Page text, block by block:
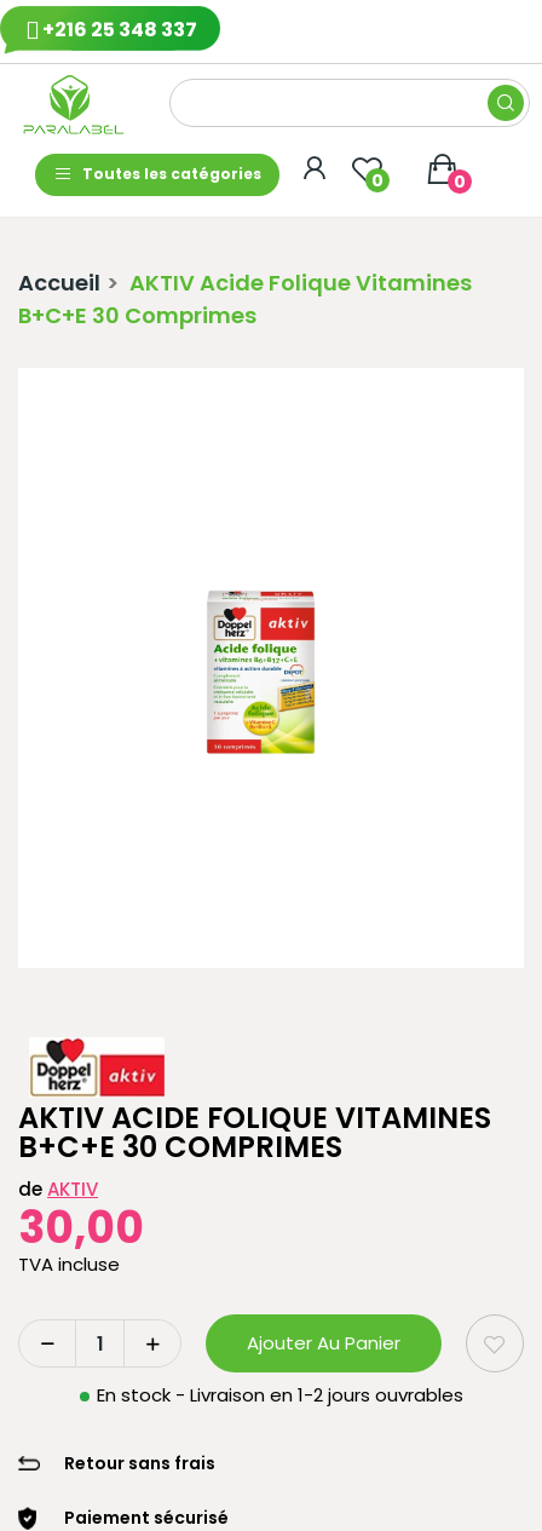
+216 25 348 337
Toutes les catégories 0 0
Accueil
AKTIV Acide Folique Vitamines
B+C+E 30 Comprimes
AKTIV ACIDE FOLIQUE VITAMINES
B+C+E 30 COMPRIMES
deAKTIV
30,00
TVA incluse
Ajouter Au Panier
En stock - Livraison en 1-2 jours ouvrables
Retour sans frais
Paiement sécurisé